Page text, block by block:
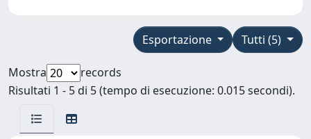
Tutti (5)
Esportazione
Mostra
records
Risultati 1 - 5 di 5 (tempo di esecuzione: 0.015 secondi).